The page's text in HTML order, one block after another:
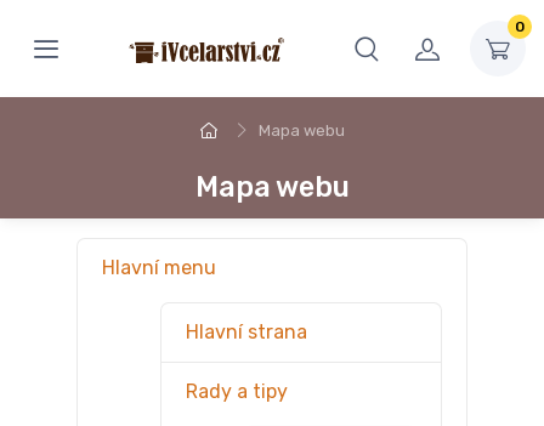
0
Mapa webu
Mapa webu
Hlavní menu
Hlavní strana
Rady a tipy